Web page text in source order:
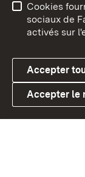
Link zum
Conseils
Cookies
Cookies
sociaux de
activés sur
Accepter
Accepter le